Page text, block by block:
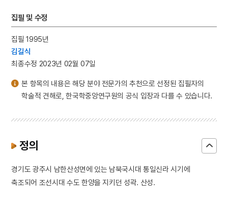
집필 및 수정
집필 1995년
김길식
최종수정 2023년 02월 07일
본 항목의 내용은 해당 분야 전문가의 추천으로 선정된 집필자의
학술적 견해로, 한국학중앙연구원의 공식 입장과 다를 수 있습니다.
정의
경기도 광주시 남한산성면에 있는 남북국시대 통일신라 시기에
축조되어 조선시대 수도 한양을 지키던 성곽. 산성.